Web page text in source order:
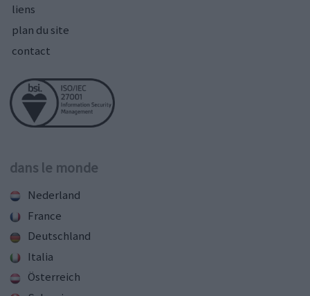
liens
plan du site
contact
dans le monde
Nederland
France
Deutschland
Italia
Österreich